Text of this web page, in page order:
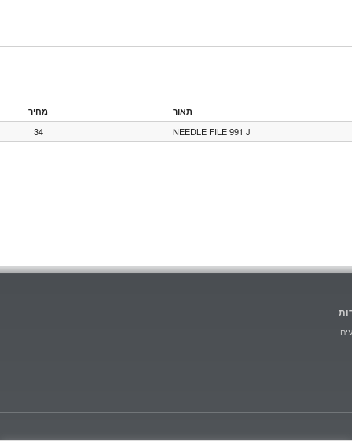
תאור מחיר
NEEDLE FILE 991 J
34